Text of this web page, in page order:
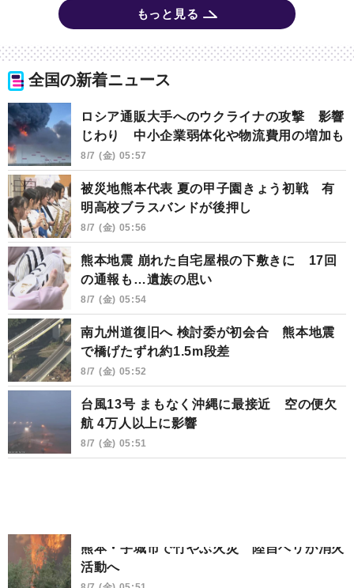
もっと見る
全国の新着ニュース
ロシア通販大手へのウクライナの攻撃 影響
じわり 中小企業弱体化や物流費用の増加も
8/7 (金) 05:57
被災地熊本代表 夏の甲子園きょう初戦 有
明高校ブラスバンドが後押し
8/7 (金) 05:56
熊本地震 崩れた自宅屋根の下敷きに 17回
の通報も…遺族の思い
8/7 (金) 05:54
南九州道復旧へ 検討委が初会合 熊本地震
で橋げたずれ約1.5m段差
8/7 (金) 05:52
台風13号 まもなく沖縄に最接近 空の便欠
航 4万人以上に影響
8/7 (金) 05:51
熊本・宇城市で竹やぶ火災 陸自ヘリが消火
活動へ